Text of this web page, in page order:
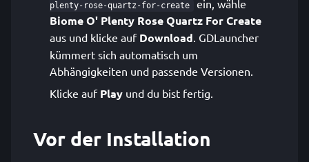
plenty-rose-quartz-for-create
ein, wähle
Biome O' Plenty Rose Quartz For Create
aus und klicke auf Download. GDLauncher
kümmert sich automatisch um
Abhängigkeiten und passende Versionen.
Klicke auf Play und du bist fertig.
Vor der Installation